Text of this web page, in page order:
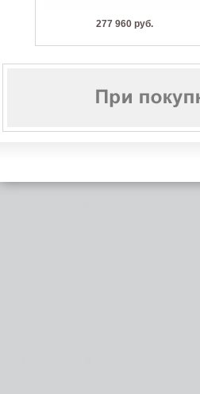
277 960 руб.